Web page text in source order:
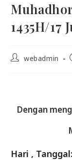
1435H/17
Postwebadmin
Dengan
Hari , Tanggal: